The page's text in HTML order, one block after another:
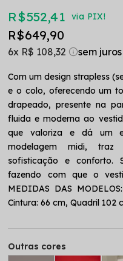
R$ 552,41 via PIX!
R$ 649,90
6x R$ 108,32
Com um design strapless
e o colo, oferecendo um
drapeado, presente na
fluida e moderna ao
que valoriza e dá um
modelagem midi, traz
sofisticação e conforto.
fazendo com que o
MEDIDAS DAS
Cintura: 66 cm, Quadril
Outras cores